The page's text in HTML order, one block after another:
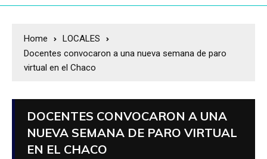
Home
LOCALES
Docentes convocaron a una nueva semana de paro
virtual en el Chaco
DOCENTES CONVOCARON A UNA
NUEVA SEMANA DE PARO VIRTUAL
EN EL CHACO